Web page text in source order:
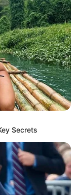
Secrets